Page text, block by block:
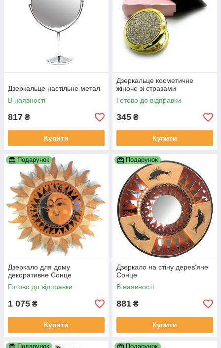
Дзеркальце настільне метал
В наявності
817 ₴
Купити
Дзеркальце косметичне
жіноче зі стразами
Готово до відправки
345 ₴
Купити
Подарунок
Дзеркало для дому
декоративне Сонце
Готово до відправки
1 075 ₴
Купити
Подарунок
Дзеркало на стіну дерев'яне
Сонце
В наявності
881 ₴
Купити
Подарунок Подарунок